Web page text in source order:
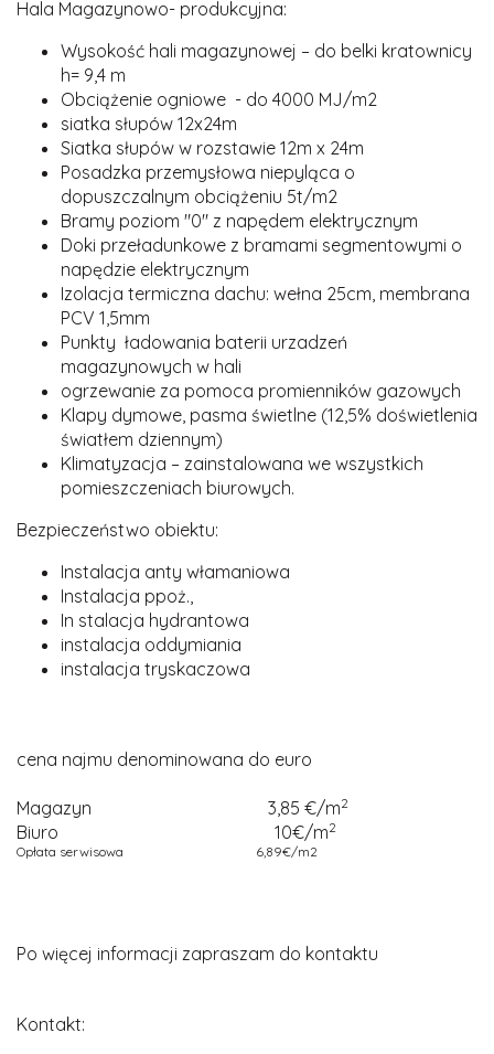
Hala Magazynowo- produkcyjna:
Wysokość hali magazynowej – do belki kratownicy
h= 9,4 m
Obciążenie ogniowe - do 4000 MJ/m2
siatka słupów 12x24m
Siatka słupów w rozstawie 12m x 24m
Posadzka przemysłowa niepyląca o
dopuszczalnym obciążeniu 5t/m2
Bramy poziom "0" z napędem elektrycznym
Doki przeładunkowe z bramami segmentowymi o
napędzie elektrycznym
Izolacja termiczna dachu: wełna 25cm, membrana
PCV 1,5mm
Punkty ładowania baterii urzadzeń
magazynowych w hali
ogrzewanie za pomoca promienników gazowych
Klapy dymowe, pasma świetlne (12,5% doświetlenia
światłem dziennym)
Klimatyzacja – zainstalowana we wszystkich
pomieszczeniach biurowych.
Bezpieczeństwo obiektu:
Instalacja anty włamaniowa
Instalacja ppoż.,
In stalacja hydrantowa
instalacja oddymiania
instalacja tryskaczowa
cena najmu denominowana do euro
Magazyn 3,85 €/m2
Biuro 10€/m2
Opłata serwisowa
6,89€/m2
Po więcej informacji zapraszam do kontaktu
Kontakt: